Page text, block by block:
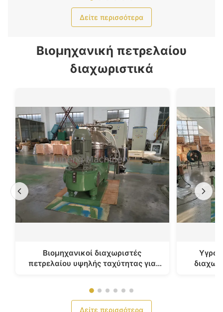
Δείτε περισσότερα
Βιομηχανική πετρελαίου
διαχωριστικά
Βιομηχανικοί διαχωριστές
πετρελαίου υψηλής ταχύτητας για
Υγρό
Δείτε περισσότερα